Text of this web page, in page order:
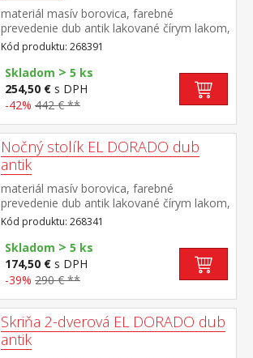
materiál masív borovica, farebné
prevedenie dub antik lakované čírym lakom,
vlis drevenej štruktúry dve zásuvky súčasť
zostavy EL DORADO
Kód produktu: 268391
Skladom > 5 ks
254,50 € s DPH
-42% 442 € **
Nočný stolík EL DORADO dub
antik
materiál masív borovica, farebné
prevedenie dub antik lakované čírym lakom,
vlis drevenej štruktúry dve zásuvky súčasť
zostavy EL DORADO
Kód produktu: 268341
Skladom > 5 ks
174,50 € s DPH
-39% 290 € **
Skriňa 2-dverová EL DORADO dub
antik